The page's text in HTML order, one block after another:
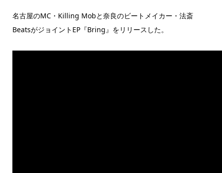
名古屋のMC・Killing Mobと奈良のビートメイカー・法斎
BeatsがジョイントEP『Bring』をリリースした。